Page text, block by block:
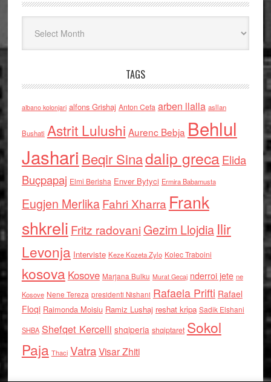
TAGS
albano kolonjari alfons Grishaj Anton Cefa arben llalla asllan
Bushati Astrit Lulushi Aurenc Bebja Behlul
Jashari Beqir Sinadalip grecaElida
Buçpapaj Elmi Berisha Enver Bytyci Ermira Babamusta
Eugjen MerlikaFahri Xharra Frank
shkreli Fritz radovaniGezim Llojdia Ilir
Levonja Interviste Keze Kozeta Zylo Kolec Traboini
kosova Kosove Marjana Bulku Murat Gecaj nderroi jete ne
Kosove Nene Tereza presidenti Nishani Rafaela Prifti Rafael
Floqi Raimonda Moisiu Ramiz Lushaj reshat kripa Sadik Elshani
SHBA Shefqet Kercelli shqiperia shqiptaret Sokol
Paja Thaci VatraVisar Zhiti